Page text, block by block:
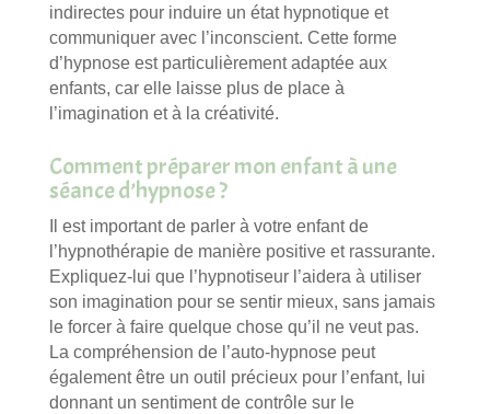
indirectes pour induire un état hypnotique et
communiquer avec l’inconscient. Cette forme
d’hypnose est particulièrement adaptée aux
enfants, car elle laisse plus de place à
l’imagination et à la créativité.
Comment préparer mon enfant à une
séance d’hypnose ?
Il est important de parler à votre enfant de
l’hypnothérapie de manière positive et rassurante.
Expliquez-lui que l’hypnotiseur l’aidera à utiliser
son imagination pour se sentir mieux, sans jamais
le forcer à faire quelque chose qu’il ne veut pas.
La compréhension de l’auto-hypnose peut
également être un outil précieux pour l’enfant, lui
donnant un sentiment de contrôle sur le